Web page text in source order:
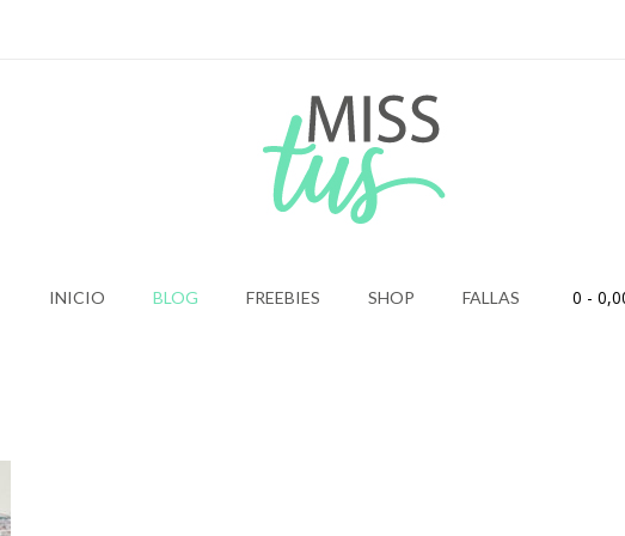
INICIO BLOG FREEBIES SHOP FALLAS 0 -